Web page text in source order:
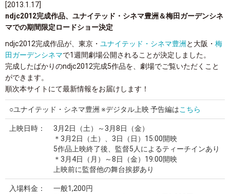
[2013.1.17]
ndjc2012完成作品、ユナイテッド・シネマ豊洲＆梅田ガーデンシネ
マでの期間限定ロードショー決定
ndjc2012完成作品が、東京・ ユナイテッド・シネマ豊洲 と大阪・ 梅
田ガーデンシネマで1週間劇場公開されることが決定しました。
完成したばかりのndjc2012完成5作品を、劇場でご覧いただくこと
ができます。
順次本サイトにて最新情報をお届けします！
○ユナイテッド・シネマ豊洲 ※デジタル上映予告編はこちら
上映日時：
3月2日（土）～3月8日（金）
＊3月2日（土）、3日（日）15:00開映
5作品上映終了後、監督5人によるティーチインあり
＊3月4日（月）～8日（金）19:00開映
上映前に監督他の舞台挨拶あり
入場料金：
一般1,200円